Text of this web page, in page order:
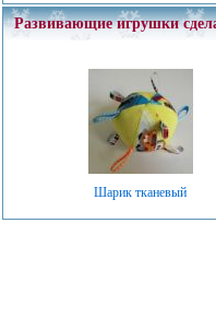
Развивающие игрушки
Шарик тканевый